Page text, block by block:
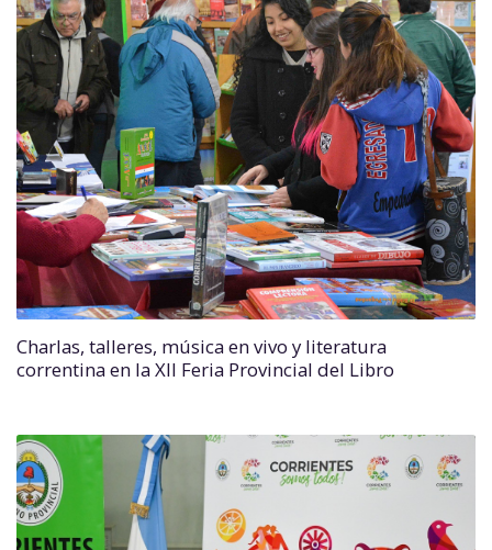
Charlas, talleres, música en vivo y literatura
correntina en la XII Feria Provincial del Libro